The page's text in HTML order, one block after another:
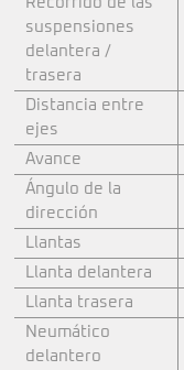
suspensiones
delantera /
trasera
Distancia entre
ejes
Avance
Ángulo de la
dirección
Llantas
Llanta delantera
Llanta trasera
Neumático
delantero